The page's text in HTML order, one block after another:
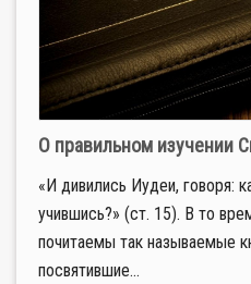
О правильном изучении
«И дивились Иудеи, говоря:
учившись?» (ст. 15). В то
почитаемы так называемые
посвятившие...